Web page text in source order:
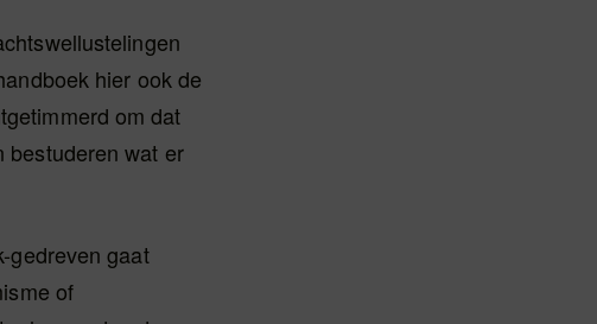
hier ook de
om dat
bestuderen wat er
gedreven gaat
of